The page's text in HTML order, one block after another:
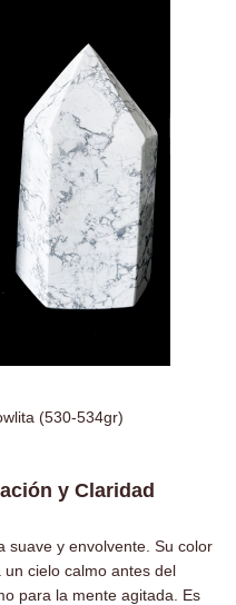
(530-534gr)
y Claridad
suave y envolvente. Su color
cielo calmo antes del
para la mente agitada. Es